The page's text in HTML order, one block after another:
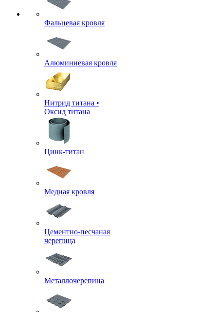
Фальцевая кровля
Алюминиевая кровля
Нитрид титана •
Оксид титана
Цинк-титан
Медная кровля
Цементно-песчаная
черепица
Металлочерепица